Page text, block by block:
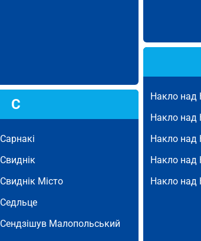
Накло над
Накло над
Накло над
Накло над
Накло над
С
Сарнакі
Свиднік
Свиднік Місто
Седльце
Сендзішув Малопольський